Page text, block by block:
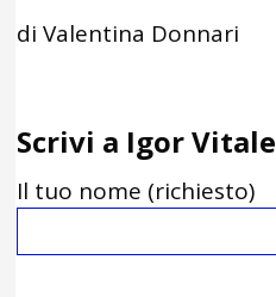
di Valentina Donnari
Scrivi a Igor Vitale
Il tuo nome (richiesto)